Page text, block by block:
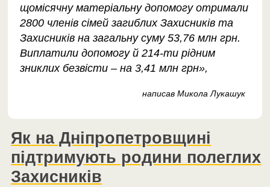
щомісячну матеріальну допомогу отримали
2800 членів сімей загиблих Захисників та
Захисників на загальну суму 53,76 млн грн.
Виплатили допомогу й 214-ти рідним
зниклих безвісти – на 3,41 млн грн»,
написав Микола Лукашук
Як на Дніпропетровщині
підтримують родини полеглих
Захисників